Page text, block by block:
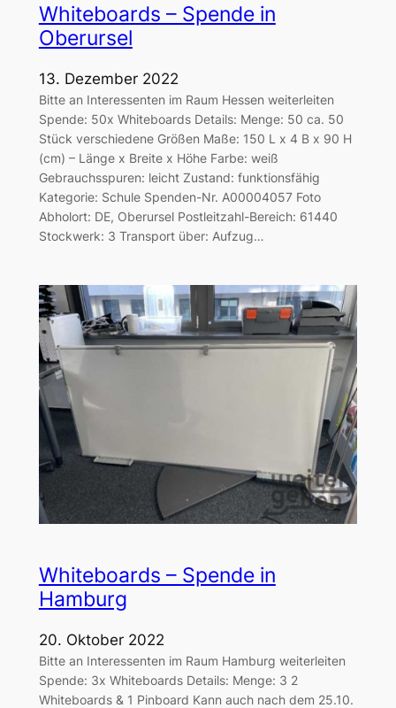
Whiteboards – Spende in
Oberursel
13. Dezember 2022
Bitte an Interessenten im Raum Hessen weiterleiten
Spende: 50x Whiteboards Details: Menge: 50 ca. 50
Stück verschiedene Größen Maße: 150 L x 4 B x 90 H
(cm) – Länge x Breite x Höhe Farbe: weiß
Gebrauchsspuren: leicht Zustand: funktionsfähig
Kategorie: Schule Spenden-Nr. A00004057 Foto
Abholort: DE, Oberursel Postleitzahl-Bereich: 61440
Stockwerk: 3 Transport über: Aufzug…
Whiteboards – Spende in
Hamburg
20. Oktober 2022
Bitte an Interessenten im Raum Hamburg weiterleiten
Spende: 3x Whiteboards Details: Menge: 3 2
Whiteboards & 1 Pinboard Kann auch nach dem 25.10.